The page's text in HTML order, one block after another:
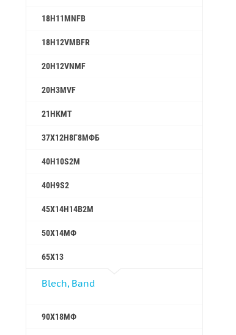
18H11MNFB
18H12VMBFR
20H12VNMF
20H3MVF
21НКМТ
37Х12Н8Г8МФБ
40H10S2M
40H9S2
45Х14Н14В2М
50Х14МФ
65Х13
Blech, Band
90Х18МФ